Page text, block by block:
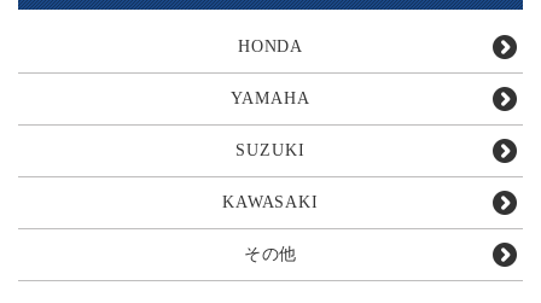
HONDA
YAMAHA
SUZUKI
KAWASAKI
その他